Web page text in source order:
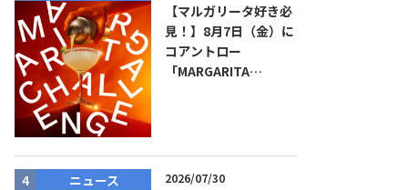
【マルガリータ好き必
見！】8月7日（金）に
コアントロー
「MARGARITA
無料！
ニュース 2026/07/30